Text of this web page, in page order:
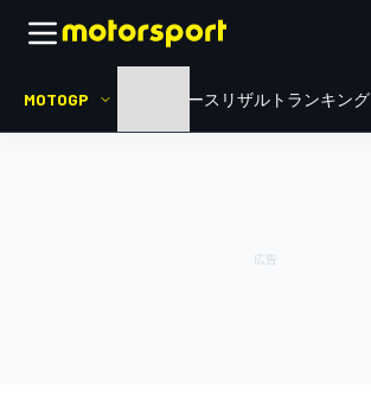
MOTOGP ニュース リザルト ランキング